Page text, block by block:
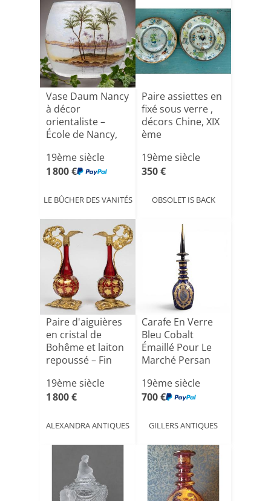
Vase Daum Nancy
à décor
orientaliste –
École de Nancy,
19ème siècle
1 800 €
LE BÛCHER DES VANITÉS
Paire assiettes en
fixé sous verre ,
décors Chine, XIX
ème
19ème siècle
350 €
OBSOLET IS BACK
Paire d'aiguières
en cristal de
Bohême et laiton
repoussé – Fin
19ème siècle
1 800 €
ALEXANDRA ANTIQUES
Carafe En Verre
Bleu Cobalt
Émaillé Pour Le
Marché Persan
19ème siècle
700 €
GILLERS ANTIQUES